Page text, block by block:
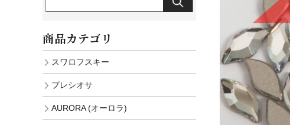
商品カテゴリ
スワロフスキー
プレシオサ
AURORA (オーロラ)